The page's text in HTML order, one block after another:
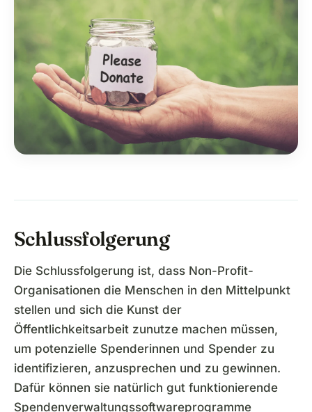
Schlussfolgerung
Die Schlussfolgerung ist, dass Non-Profit-
Organisationen die Menschen in den Mittelpunkt
stellen und sich die Kunst der
Öffentlichkeitsarbeit zunutze machen müssen,
um potenzielle Spenderinnen und Spender zu
identifizieren, anzusprechen und zu gewinnen.
Dafür können sie natürlich gut funktionierende
Spendenverwaltungssoftwareprogramme